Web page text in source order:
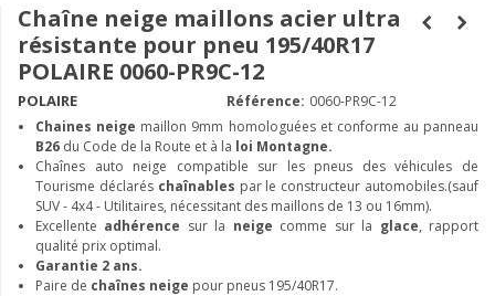
Chaîne neige maillons acier ultra
résistante pour pneu 195/40R17
POLAIRE 0060-PR9C-12
POLAIRE Référence: 0060-PR9C-12
Chaines neige maillon 9mm homologuées et conforme au panneau
B26 du Code de la Route et à la loi Montagne.
Chaînes auto neige compatible sur les pneus des véhicules de
Tourisme déclarés chaînables par le constructeur automobiles.(sauf
SUV - 4x4 - Utilitaires, nécessitant des maillons de 13 ou 16mm).
Excellente adhérence sur la neige comme sur la glace, rapport
qualité prix optimal.
Garantie 2 ans.
Paire de chaînes neige pour pneus 195/40R17.